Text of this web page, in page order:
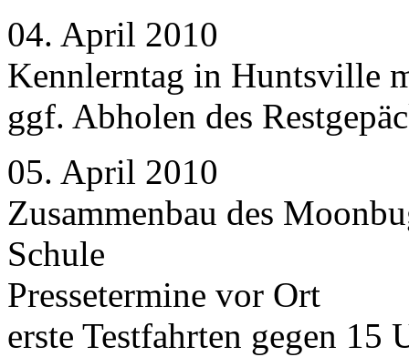
04. April 2010
Kennlerntag in Huntsville
ggf. Abholen des
05. April 2010
Zusammenbau des
Schule
Pressetermine vor Ort
erste Testfahrten gegen 15